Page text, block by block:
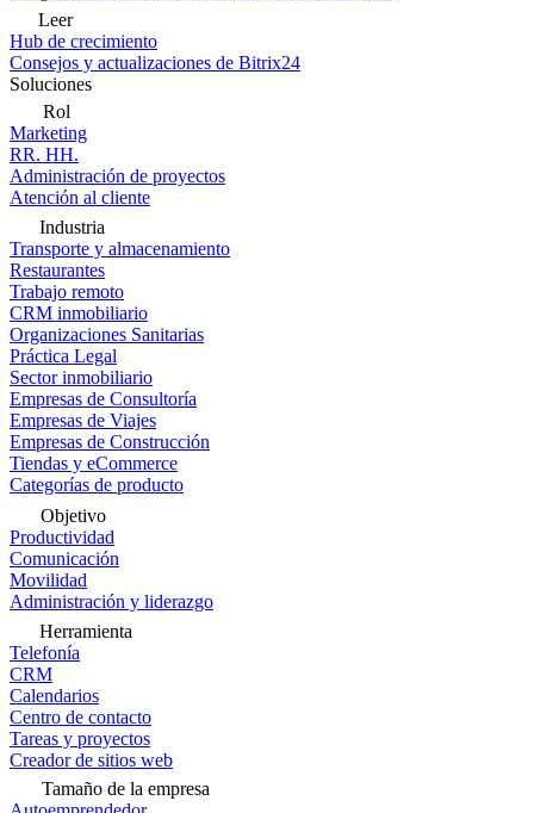
Leer
Hub de crecimiento
Consejos y actualizaciones de Bitrix24
Soluciones
Rol
Marketing
RR. HH.
Administración de proyectos
Atención al cliente
Industria
Transporte y almacenamiento
Restaurantes
Trabajo remoto
CRM inmobiliario
Organizaciones Sanitarias
Práctica Legal
Sector inmobiliario
Empresas de Consultoría
Empresas de Viajes
Empresas de Construcción
Tiendas y eCommerce
Categorías de producto
Objetivo
Productividad
Comunicación
Movilidad
Administración y liderazgo
Herramienta
Telefonía
CRM
Calendarios
Centro de contacto
Tareas y proyectos
Creador de sitios web
Tamaño de la empresa